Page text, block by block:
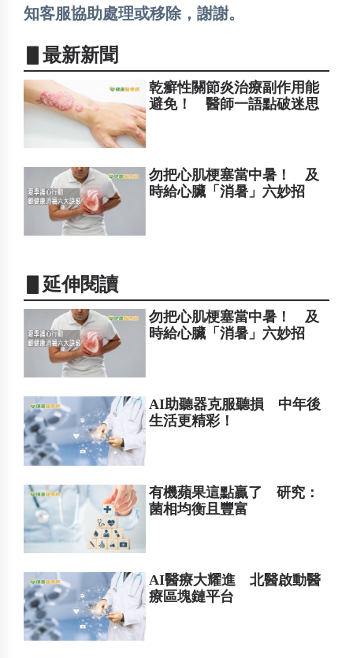
知客服協助處理或移除，謝謝。
▋最新新聞
乾癬性關節炎治療副作用能
避免！ 醫師一語點破迷思
勿把心肌梗塞當中暑！ 及
時給心臟「消暑」六妙招
▋延伸閱讀
勿把心肌梗塞當中暑！ 及
時給心臟「消暑」六妙招
AI助聽器克服聽損 中年後
生活更精彩！
有機蘋果這點贏了 研究：
菌相均衡且豐富
AI醫療大耀進 北醫啟動醫
療區塊鏈平台